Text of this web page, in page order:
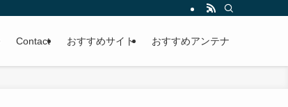
Contact おすすめサイト おすすめアンテナ